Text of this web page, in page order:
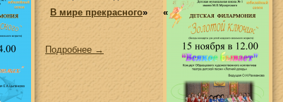
В мире прекрасного»
Подробнее →
«